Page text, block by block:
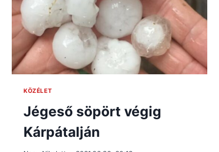
KÖZÉLET
Jégeső söpört végig
Kárpátalján